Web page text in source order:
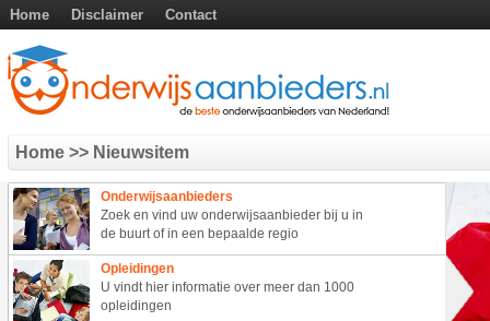
Home Disclaimer Contact
Home >> Nieuwsitem
Onderwijsaanbieders
Zoek en vind uw onderwijsaanbieder bij u in
de buurt of in een bepaalde regio
Opleidingen
U vindt hier informatie over meer dan 1000
opleidingen